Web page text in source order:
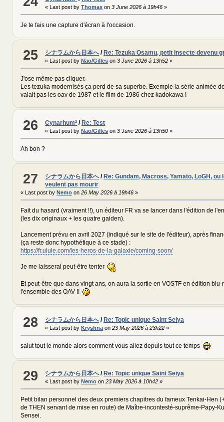
« Last post byThomas on 3 June 2026 à 19h46 »
Je te fais une capture d'écran à l'occasion.
25 シナラムから日本へ/ Re: Tezuka Osamu, petit insecte devenu
« Last post byNao/Gilles on 3 June 2026 à 13h52 »
J'ose même pas cliquer.
Les tezuka modernisés ça perd de sa superbe. Exemple la série animée
valait pas les oav de 1987 et le film de 1986 chez kadokawa !
26 Cynarhum² /Re: Test
« Last post byNao/Gilles on 3 June 2026 à 13h50 »
Ah bon ?
27 シナラムから日本へ/ Re: Gundam, Macross, Yamato, LoGH, ou
veulent pas mourir
« Last post by Nemo on26 May 2026 à 19h46»
Fait du hasard (vraiment !!), un éditeur FR va se lancer dans l'édition de
(les dix originaux + les quatre gaiden).
Lancement prévu en avril 2027 (indiqué sur le site de l'éditeur), après
(ça reste donc hypothétique à ce stade) :
https://fr.ulule.com/les-heros-de-la-galaxie/coming-soon/
Je me laisserai peut-être tenter
Et peut-être que dans vingt ans, on aura la sortie en VOSTF en édition
l'ensemble des OAV !!
28 シナラムから日本へ/Re: Topic unique Saint Seiya
« Last post byKryshna on 23 May 2026 à 23h22 »
salut tout le monde alors comment vous allez depuis tout ce temps
29 シナラムから日本へ/ Re: Topic unique Saint Seiya
« Last post by Nemo on 23 May 2026 à 10h42 »
Petit bilan personnel des deux premiers chapitres du fameux Tenkai-Hen
de THEN servant de mise en route) de Maître-incontesté-suprême-Papy-
Sensei.